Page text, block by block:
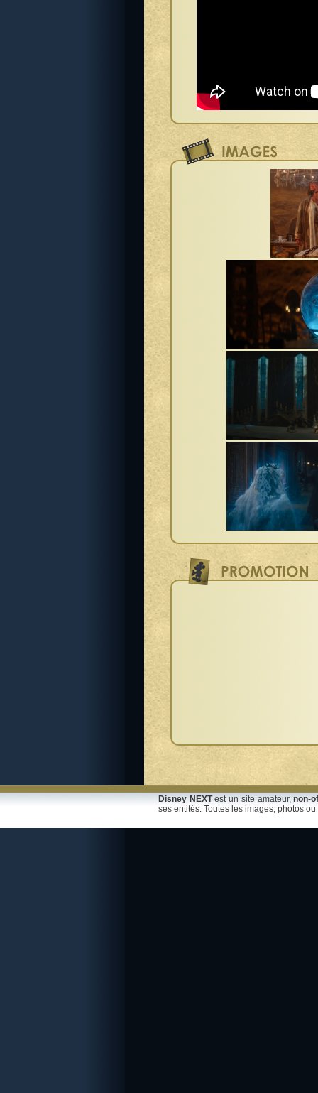
Disney NEXTest un site amateur,non-
ses entités. Toutes les images, photos